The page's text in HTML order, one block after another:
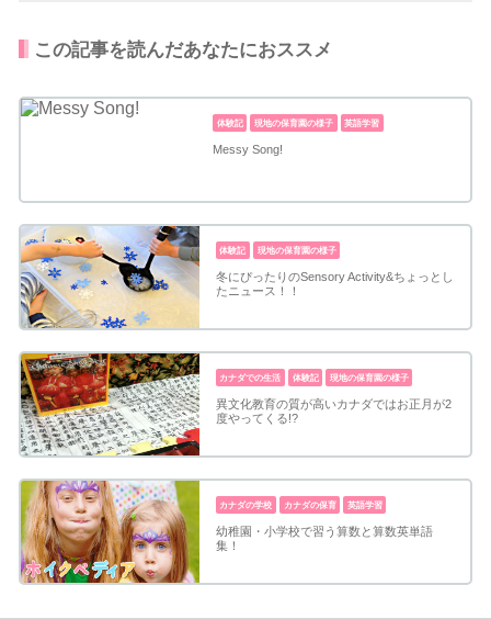
この記事を読んだあなたにおススメ
体験記 現地の保育園の様子 英語学習
Messy Song!
体験記 現地の保育園の様子
冬にぴったりのSensory Activity&ちょっとし
たニュース！！
カナダでの生活 体験記 現地の保育園の様子
異文化教育の質が高いカナダではお正月が2
度やってくる!?
カナダの学校 カナダの保育 英語学習
幼稚園・小学校で習う算数と算数英単語
集！